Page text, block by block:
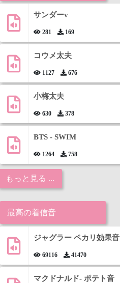
サンダーv
281 169
コウメ太夫
1127 676
小梅太夫
630 378
BTS - SWIM
1264 758
もっと見る ...
最高の着信音
ジャグラー ペカリ効果音
69116 41470
マクドナルド- ポテト音